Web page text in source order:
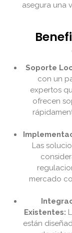
asegura una
Soporte
con un
expertos
ofrecen
Las
mercado
Existentes:
están